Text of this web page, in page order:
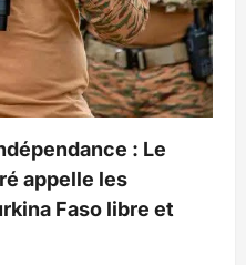
: Le
appelle les
Faso libre et